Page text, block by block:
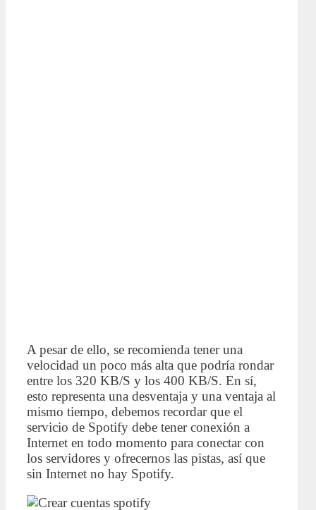
A pesar de ello, se recomienda tener una
velocidad un poco más alta que podría rondar
entre los 320 KB/S y los 400 KB/S. En sí,
esto representa una desventaja y una ventaja al
mismo tiempo, debemos recordar que el
servicio de Spotify debe tener conexión a
Internet en todo momento para conectar con
los servidores y ofrecernos las pistas, así que
sin Internet no hay Spotify.